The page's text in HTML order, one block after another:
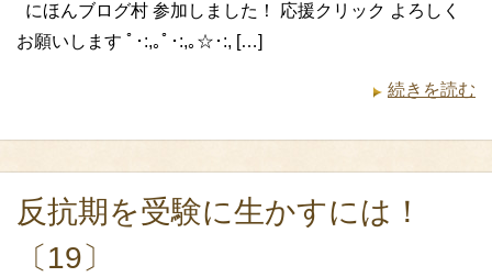
にほんブログ村 参加しました！ 応援クリック よろしく
お願いします ﾟ･:,｡ﾟ･:,｡☆･:, […]
続きを読む
反抗期を受験に生かすには！
〔19〕